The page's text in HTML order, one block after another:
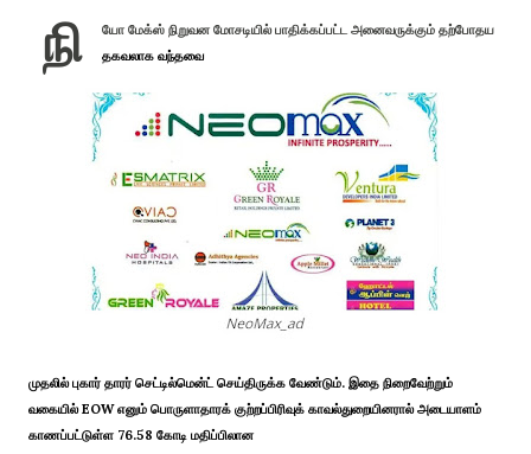
நி
யோ மேக்ஸ் நிறுவன மோசடியில் பாதிக்கப்பட்ட அனைவருக்கும் தற்போதய
தகவலாக வந்தவை
முதலில் புகார் தாரர் செட்டில்மென்ட் செய்திருக்க வேண்டும். இதை நிறைவேற்றும்
வகையில் EOW எனும் பொருளாதாரக் குற்றப்பிரிவுக் காவல்துறையினரால் அடையாளம்
காணப்பட்டுள்ள 76.58 கோடி மதிப்பிலான